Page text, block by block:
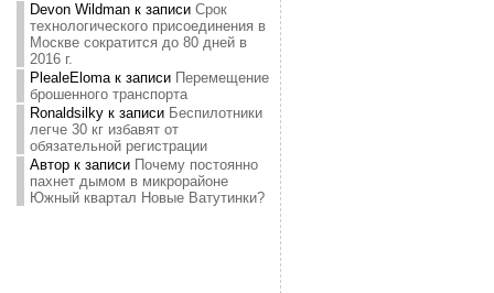
Devon Wildmanк записи Срок
технологического присоединения в
Москве сократится до 80 дней в
2016 г.
PlealeElomaк записи Перемещение
брошенного транспорта
Ronaldsilkyк записи Беспилотники
легче 30 кг избавят от
обязательной регистрации
Авторк записи Почему постоянно
пахнет дымом в микрорайоне
Южный квартал Новые Ватутинки?